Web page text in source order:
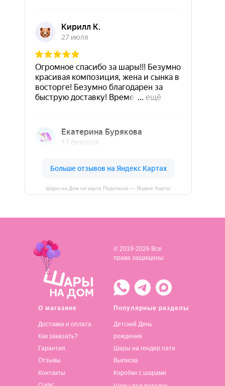
Шары на Дом на карте Подольска — Яндекс Карты
О магазине
Доставка и оплата
Популярные разделы
Детский День
рождения
© 2019-2026 Все
права защищены
Как заказать?
Гарантия
Отзывы
Контакты
Шары на гендер пати
Выписка
Коробки с шарами